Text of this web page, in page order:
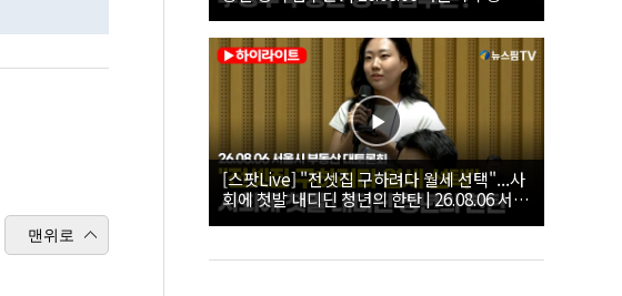
맨위로
대토론회
[스팟Live] "전셋집 구하려다 월세 선택"...사
회에 첫발 내디딘 청년의 한탄 | 26.08.06 서울
시 부동산 대토론회